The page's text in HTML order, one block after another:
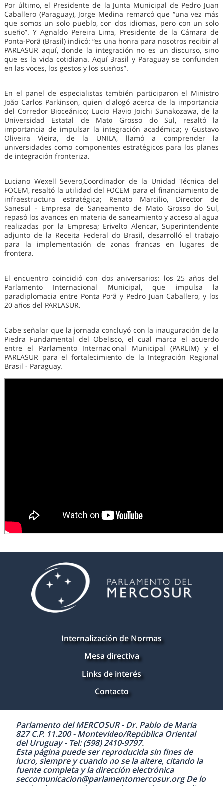
Por último, el Presidente de la Junta Municipal de Pedro Juan
Caballero (Paraguay), Jorge Medina remarcó que “una vez más
que somos un solo pueblo, con dos idiomas, pero con un solo
sueño”. Y Agnaldo Pereira Lima, Presidente de la Cámara de
Ponta-Porã (Brasil) indicó: “es una honra para nosotros recibir al
PARLASUR aquí, donde la integración no es un discurso, sino
que es la vida cotidiana. Aquí Brasil y Paraguay se confunden
en las voces, los gestos y los sueños”.
En el panel de especialistas también participaron el Ministro
João Carlos Parkinson, quien dialogó acerca de la importancia
del Corredor Bioceánico; Lucio Flavio Joichi Sunakozawa, de la
Universidad Estatal de Mato Grosso do Sul, resaltó la
importancia de impulsar la integración académica; y Gustavo
Oliveira Vieira, de la UNILA, llamó a comprender la
universidades como componentes estratégicos para los planes
de integración fronteriza.
Luciano Wexell Severo,Coordinador de la Unidad Técnica del
FOCEM, resaltó la utilidad del FOCEM para el financiamiento de
infraestructura estratégica; Renato Marcilio, Director de
Sanesul - Empresa de Saneamento de Mato Grosso do Sul,
repasó los avances en materia de saneamiento y acceso al agua
realizadas por la Empresa; Erivelto Alencar, Superintendente
adjunto de la Receita Federal do Brasil, desarrolló el trabajo
para la implementación de zonas francas en lugares de
frontera.
El encuentro coincidió con dos aniversarios: los 25 años del
Parlamento Internacional Municipal, que impulsa la
paradiplomacia entre Ponta Porã y Pedro Juan Caballero, y los
20 años del PARLASUR.
Cabe señalar que la jornada concluyó con la inauguración de la
Piedra Fundamental del Obelisco, el cual marca el acuerdo
entre el Parlamento Internacional Municipal (PARLIM) y el
PARLASUR para el fortalecimiento de la Integración Regional
Brasil - Paraguay.
Internalización de Normas
Mesa directiva
Links de interés
Contacto
Parlamento del MERCOSUR - Dr. Pablo de Maria
827 C.P. 11.200 - Montevideo/República Oriental
del Uruguay - Tel: (598) 2410-9797.
Esta página puede ser reproducida sin fines de
lucro, siempre y cuando no se la altere, citando la
fuente completa y la dirección electrónica
seccomunicacion@parlamentomercosur.org De lo